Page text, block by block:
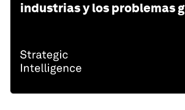
industrias y los problemas